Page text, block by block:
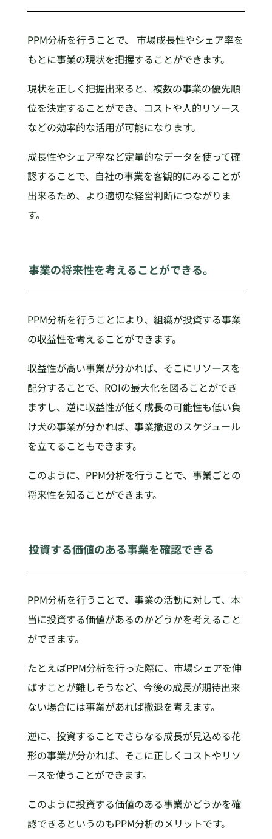
PPM分析を行うことで、 市場成長性やシェア率を
もとに事業の現状を把握することができます。
現状を正しく把握出来ると、複数の事業の優先順
位を決定することができ、コストや人的リソース
などの効率的な活用が可能になります。
成長性やシェア率など定量的なデータを使って確
認することで、自社の事業を客観的にみることが
出来るため、より適切な経営判断につながりま
す。
事業の将来性を考えることができる。
PPM分析を行うことにより、組織が投資する事業
の収益性を考えることができます。
収益性が高い事業が分かれば、そこにリソースを
配分することで、ROIの最大化を図ることができ
ますし、逆に収益性が低く成長の可能性も低い負
け犬の事業が分かれば、事業撤退のスケジュール
を立てることもできます。
このように、PPM分析を行うことで、事業ごとの
将来性を知ることができます。
投資する価値のある事業を確認できる
PPM分析を行うことで、事業の活動に対して、本
当に投資する価値があるのかどうかを考えること
ができます。
たとえばPPM分析を行った際に、市場シェアを伸
ばすことが難しそうなど、今後の成長が期待出来
ない場合には事業があれば撤退を考えます。
逆に、投資することでさらなる成長が見込める花
形の事業が分かれば、そこに正しくコストやリソ
ースを使うことができます。
このように投資する価値のある事業かどうかを確
認できるというのもPPM分析のメリットです。